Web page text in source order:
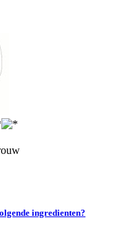
ingredienten?